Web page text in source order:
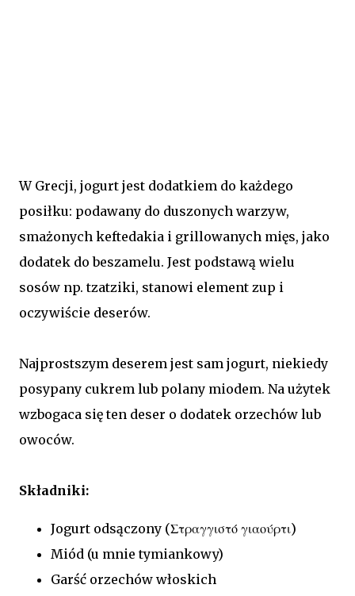
W Grecji, jogurt jest dodatkiem do każdego
posiłku: podawany do duszonych warzyw,
smażonych keftedakia i grillowanych mięs, jako
dodatek do beszamelu. Jest podstawą wielu
sosów np. tzatziki, stanowi element zup i
oczywiście deserów.
Najprostszym deserem jest sam jogurt, niekiedy
posypany cukrem lub polany miodem. Na użytek
wzbogaca się ten deser o dodatek orzechów lub
owoców.
Składniki:
Jogurt odsączony (Στραγγιστό γιαούρτι)
Miód (u mnie tymiankowy)
Garść orzechów włoskich